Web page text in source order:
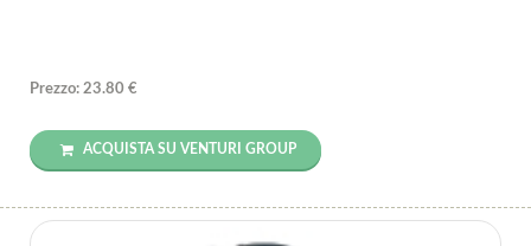
Prezzo: 23.80 €
ACQUISTA SU VENTURI GROUP